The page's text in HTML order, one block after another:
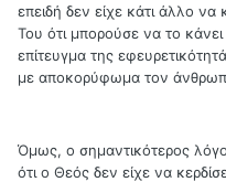
επειδή δεν είχε κάτι άλλο να
Του ότι μπορούσε να το
επίτευγμα της
με αποκορύφωμα τον
Όμως, ο σημαντικότερος
ότι ο Θεός δεν είχε να